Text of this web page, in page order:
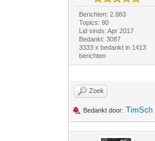
Berichten: 2.883
Topics: 90
Lid sinds: Apr 2017
Bedankt: 3087
3333 x bedankt in 1413
berichten
Zoek
Bedankt door: TimSch